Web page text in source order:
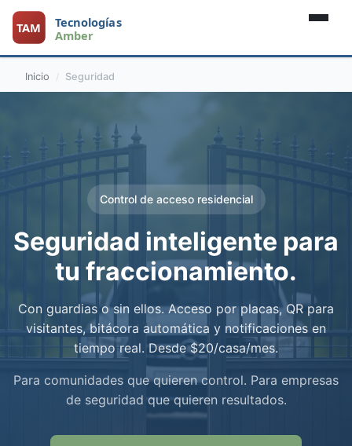
Inicio Seguridad
Control de acceso residencial
Seguridad inteligente para
tu fraccionamiento.
Con guardias o sin ellos. Acceso por placas, QR para
visitantes, bitácora automática y notificaciones en
tiempo real. Desde $20/casa/mes.
Para comunidades que quieren control. Para empresas
de seguridad que quieren resultados.